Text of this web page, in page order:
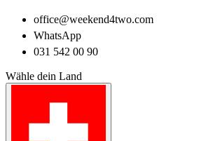
office@weekend4two.com
WhatsApp
031 542 00 90
Wähle dein Land